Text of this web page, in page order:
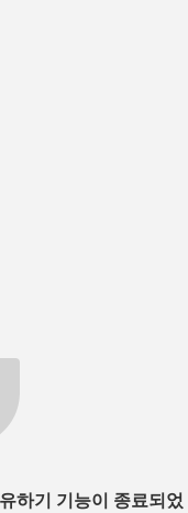
하기 기능이 종료되었